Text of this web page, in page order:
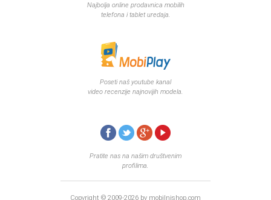
Najbolja online prodavnica mobilih
telefona i tablet uredaja.
Poseti naš youtube kanal
video recenzije najnovijih modela.
Pratite nas na našim društvenim
profilima.
Copyright © 2009-2026 by mobilnishop.com